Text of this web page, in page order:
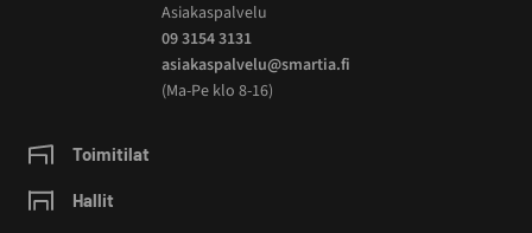
Asiakaspalvelu
09 3154 3131
asiakaspalvelu@smartia.fi
(Ma-Pe klo 8-16)
Toimitilat
Hallit